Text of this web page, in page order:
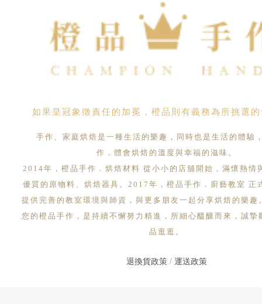
如果皇冠象徵責任的加冕，橙品則有義務為所挑選
手作、家庭烘焙是一種生活的樂趣，同時也是生活的體驗
作，體會烘焙的溫度與幸福的滋味。
2014年，橙品手作．烘焙材料 從小小的店舖開始，滿懷熱情
優質的原物料、烘焙器具。2017年，橙品手作．廚藝教室 正
提供完善的教室環境與師資，與更多朋友一起分享烘焙的樂趣
您的橙品手作，是持續不懈努力精進，所細心醞釀而來，誠摯
品逛逛。
退換貨政策/ 運送政策